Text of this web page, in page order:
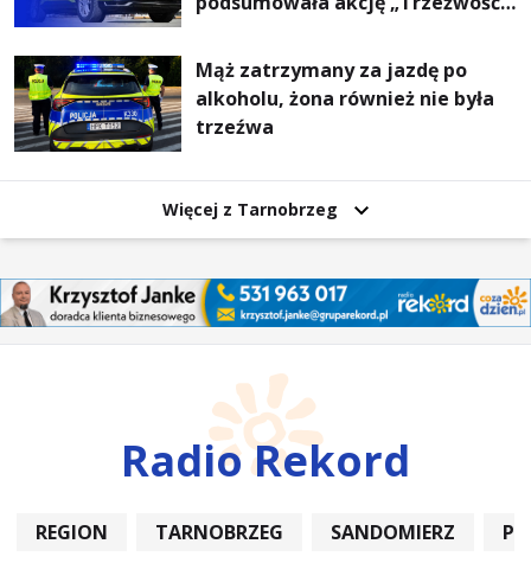
Mąż zatrzymany za jazdę po
alkoholu, żona również nie była
trzeźwa
Więcej z Tarnobrzeg
Radio Rekord
REGION TARNOBRZEG SANDOMIERZ